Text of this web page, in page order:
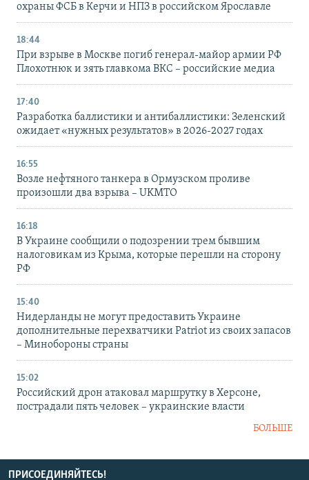
охраны ФСБ в Керчи и НПЗ в российском Ярославле
18:44
При взрыве в Москве погиб генерал-майор армии РФ
Плохотнюк и зять главкома ВКС – российские медиа
17:40
Разработка баллистики и антибаллистики: Зеленский
ожидает «нужных результатов» в 2026-2027 годах
16:55
Возле нефтяного танкера в Ормузском проливе
произошли два взрыва – UKMTO
16:18
В Украине сообщили о подозрении трем бывшим
налоговикам из Крыма, которые перешли на сторону
РФ
15:40
Нидерланды не могут предоставить Украине
дополнительные перехватчики Patriot из своих запасов
– Минобороны страны
15:02
Российский дрон атаковал маршрутку в Херсоне,
пострадали пять человек – украинские власти
БОЛЬШЕ
ПРИСОЕДИНЯЙТЕСЬ!